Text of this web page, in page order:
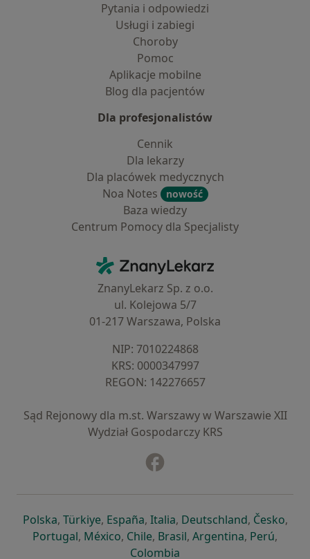
Pytania i odpowiedzi
Usługi i zabiegi
Choroby
Pomoc
Aplikacje mobilne
Blog dla pacjentów
Dla profesjonalistów
Cennik
Dla lekarzy
Dla placówek medycznych
Noa Notes
nowość
Baza wiedzy
Centrum Pomocy dla Specjalisty
ZnanyLekarz - Strona główna
ZnanyLekarz Sp. z o.o.
ul. Kolejowa 5/7
01-217 Warszawa, Polska
NIP: ⁠7010224868
KRS: ⁠0000347997
REGON: ⁠142276657
Sąd Rejonowy dla m.st. Warszawy w Warszawie XII
Wydział Gospodarczy KRS
Polskaotwiera się w nowej karcie
, Türkiyeotwiera się w nowej karcie
, Españaotwiera się w nowej karcie
, Italiaotwiera się w nowej
, Deutschlandotwiera się
, Česko,
Portugalotwiera się w nowej karcie
, Méxicootwiera się w nowej karcie
, Chileotwiera się w nowej karcie
, Brasilotwiera się w nowej
, Argentinaotwiera się
, Perú,
Colombia